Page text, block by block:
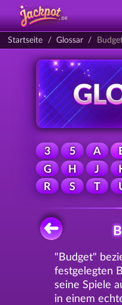
Startseite Glossar
3 5 A
G
H J
R
S T
"Budget"
festgelegten
seine Spiele
in einem